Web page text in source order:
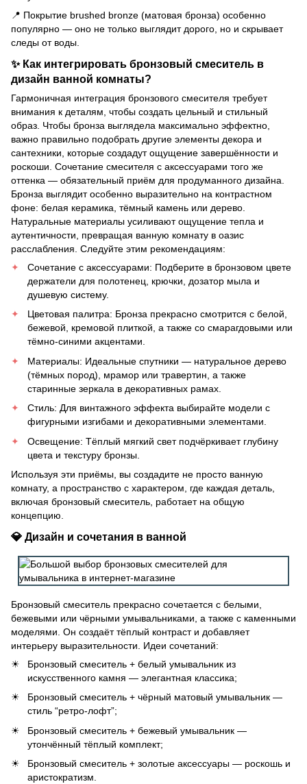
📍 Покрытие brushed bronze (матовая бронза) особенно
популярно — оно не только выглядит дорого, но и скрывает
следы от воды.
✨ Как интегрировать бронзовый смеситель в
дизайн ванной комнаты?
Гармоничная интеграция бронзового смесителя требует
внимания к деталям, чтобы создать цельный и стильный
образ. Чтобы бронза выглядела максимально эффектно,
важно правильно подобрать другие элементы декора и
сантехники, которые создадут ощущение завершённости и
роскоши. Сочетание смесителя с аксессуарами того же
оттенка — обязательный приём для продуманного дизайна.
Бронза выглядит особенно выразительно на контрастном
фоне: белая керамика, тёмный камень или дерево.
Натуральные материалы усиливают ощущение тепла и
аутентичности, превращая ванную комнату в оазис
расслабления. Следуйте этим рекомендациям:
Сочетание с аксессуарами: Подберите в бронзовом цвете
держатели для полотенец, крючки, дозатор мыла и
душевую систему.
Цветовая палитра: Бронза прекрасно смотрится с белой,
бежевой, кремовой плиткой, а также со смарагдовыми или
тёмно-синими акцентами.
Материалы: Идеальные спутники — натуральное дерево
(тёмных пород), мрамор или травертин, а также
старинные зеркала в декоративных рамах.
Стиль: Для винтажного эффекта выбирайте модели с
фигурными изгибами и декоративными элементами.
Освещение: Тёплый мягкий свет подчёркивает глубину
цвета и текстуру бронзы.
Используя эти приёмы, вы создадите не просто ванную
комнату, а пространство с характером, где каждая деталь,
включая бронзовый смеситель, работает на общую
концепцию.
💎 Дизайн и сочетания в ванной
Бронзовый смеситель прекрасно сочетается с белыми,
бежевыми или чёрными умывальниками, а также с каменными
моделями. Он создаёт тёплый контраст и добавляет
интерьеру выразительности. Идеи сочетаний:
Бронзовый смеситель + белый умывальник из
искусственного камня — элегантная классика;
Бронзовый смеситель + чёрный матовый умывальник —
стиль “ретро-лофт”;
Бронзовый смеситель + бежевый умывальник —
утончённый тёплый комплект;
Бронзовый смеситель + золотые аксессуары — роскошь и
аристократизм.